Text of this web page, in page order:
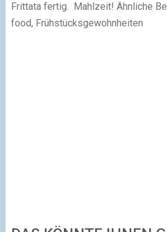
Frittata fertig. Mahlzeit! Ähnliche
food, Frühstücksgewohnheiten